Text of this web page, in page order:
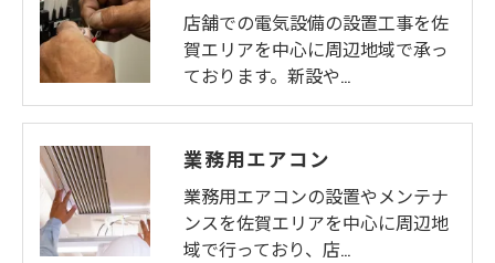
店舗での電気設備の設置工事を佐
賀エリアを中心に周辺地域で承っ
ております。新設や…
業務用エアコン
業務用エアコンの設置やメンテナ
ンスを佐賀エリアを中心に周辺地
域で行っており、店…